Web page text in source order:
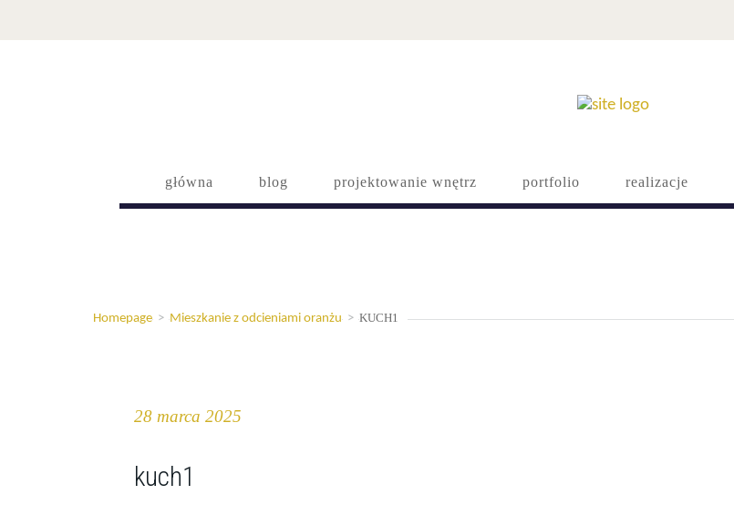
główna blog projektowanie wnętrz portfolio realizacje
Homepage > Mieszkanie z odcieniami oranżu > KUCH1
28 marca 2025
kuch1